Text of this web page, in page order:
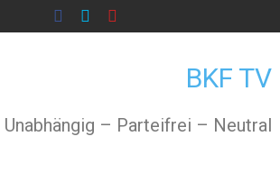
BKF TV
Unabhängig – Parteifrei – Neutral